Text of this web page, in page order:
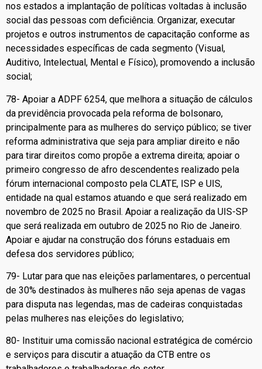
nos estados a implantação de políticas voltadas à inclusão
social das pessoas com deficiência. Organizar, executar
projetos e outros instrumentos de capacitação conforme as
necessidades específicas de cada segmento (Visual,
Auditivo, Intelectual, Mental e Físico), promovendo a inclusão
social;
78- Apoiar a ADPF 6254, que melhora a situação de cálculos
da previdência provocada pela reforma de bolsonaro,
principalmente para as mulheres do serviço público; se tiver
reforma administrativa que seja para ampliar direito e não
para tirar direitos como propõe a extrema direita; apoiar o
primeiro congresso de afro descendentes realizado pela
fórum internacional composto pela CLATE, ISP e UIS,
entidade na qual estamos atuando e que será realizado em
novembro de 2025 no Brasil. Apoiar a realização da UIS-SP
que será realizada em outubro de 2025 no Rio de Janeiro.
Apoiar e ajudar na construção dos fóruns estaduais em
defesa dos servidores público;
79- Lutar para que nas eleições parlamentares, o percentual
de 30% destinados às mulheres não seja apenas de vagas
para disputa nas legendas, mas de cadeiras conquistadas
pelas mulheres nas eleições do legislativo;
80- Instituir uma comissão nacional estratégica de comércio
e serviços para discutir a atuação da CTB entre os